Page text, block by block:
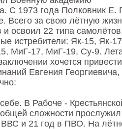
С 1973 года Полковник Е.
Всего за свою лётную
и освоил 22 типа
истребители: Як-15, Як-
МиГ-17, МиГ-19, Су-9.
хочется привести
Евгения Георгиевича,
В Рабоче -
сложности
ВВС и 21 год в ПВО. На